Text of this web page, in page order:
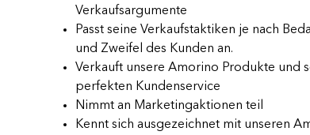
Verkaufsargumente
Passt seine Verkaufstaktiken je nach
und Zweifel des Kunden an.
Verkauft unsere Amorino Produkte und
perfekten Kundenservice
Nimmt an Marketingaktionen teil
Kennt sich ausgezeichnet mit unseren